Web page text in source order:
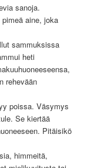
sanoja.
aine, joka
sammuksissa
heti
rehevään
poissa. Väsymys
Se kiertää
Pitäisikö
himmeitä,